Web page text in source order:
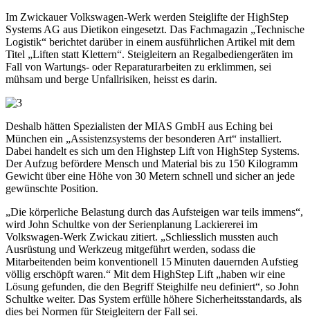
Im Zwickauer Volkswagen-Werk werden Steiglifte der HighStep
Systems AG aus Dietikon eingesetzt. Das Fachmagazin „Technische
Logistik“ berichtet darüber in einem ausführlichen Artikel mit dem
Titel „Liften statt Klettern“. Steigleitern an Regalbediengeräten im
Fall von Wartungs- oder Reparaturarbeiten zu erklimmen, sei
mühsam und berge Unfallrisiken, heisst es darin.
Deshalb hätten Spezialisten der MIAS GmbH aus Eching bei
München ein „Assistenzsystems der besonderen Art“ installiert.
Dabei handelt es sich um den Highstep Lift von HighStep Systems.
Der Aufzug befördere Mensch und Material bis zu 150 Kilogramm
Gewicht über eine Höhe von 30 Metern schnell und sicher an jede
gewünschte Position.
„Die körperliche Belastung durch das Aufsteigen war teils immens“,
wird John Schultke von der Serienplanung Lackiererei im
Volkswagen-Werk Zwickau zitiert. „Schliesslich mussten auch
Ausrüstung und Werkzeug mitgeführt werden, sodass die
Mitarbeitenden beim konventionell 15 Minuten dauernden Aufstieg
völlig erschöpft waren.“ Mit dem HighStep Lift „haben wir eine
Lösung gefunden, die den Begriff Steighilfe neu definiert“, so John
Schultke weiter. Das System erfülle höhere Sicherheitsstandards, als
dies bei Normen für Steigleitern der Fall sei.